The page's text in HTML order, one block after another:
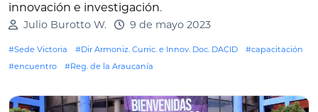
innovación e investigación.
Julio Burotto W. 9 de mayo 2023
#Sede Victoria #Dir Armoniz. Curric. e Innov. Doc. DACID
#capacitación
#encuentro
#Reg. de la Araucanía